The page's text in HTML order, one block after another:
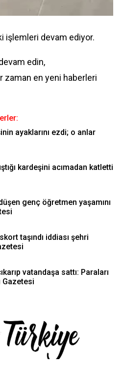
işlemleri devam ediyor.
edin,
zaman en yeni haberleri
ayaklarını ezdi; o anlar
kardeşini acımadan katletti
genç öğretmen yaşamını
taşındı iddiası şehri
vatandaşa sattı: Paraları
Gazetesi